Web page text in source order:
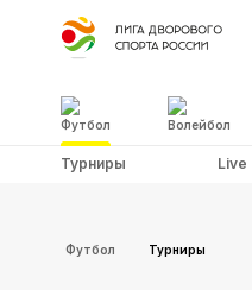
Футбол Волейбол
Турниры Live
Футбол Турниры